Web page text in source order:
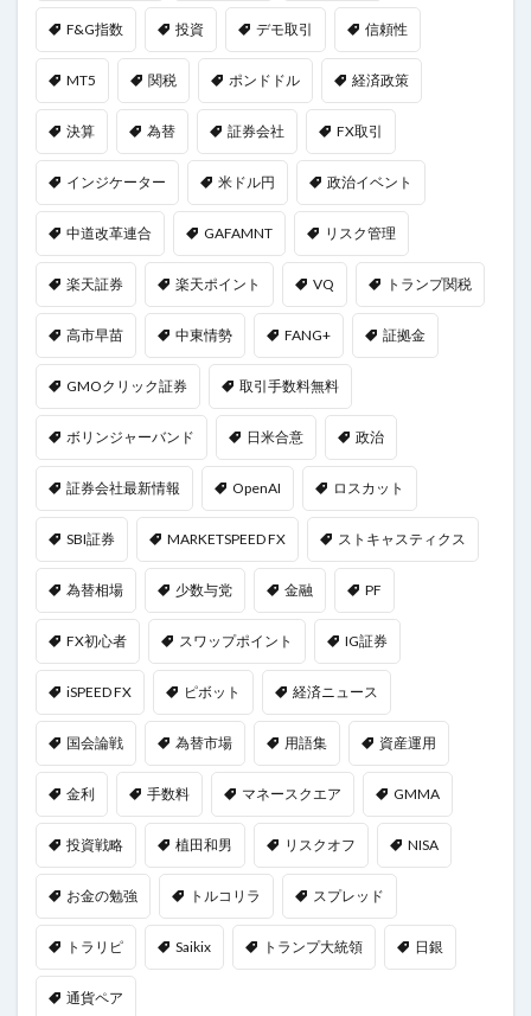
F&G指数 投資 デモ取引 信頼性
MT5 関税 ポンドドル 経済政策
決算 為替 証券会社 FX取引
インジケーター 米ドル円 政治イベント
中道改革連合 GAFAMNT リスク管理
楽天証券 楽天ポイント VQ トランプ関税
高市早苗 中東情勢 FANG+ 証拠金
GMOクリック証券 取引手数料無料
ボリンジャーバンド 日米合意 政治
証券会社最新情報 OpenAI ロスカット
SBI証券 MARKETSPEED FX ストキャスティクス
為替相場 少数与党 金融 PF
FX初心者 スワップポイント IG証券
iSPEED FX ピボット 経済ニュース
国会論戦 為替市場 用語集 資産運用
金利 手数料 マネースクエア GMMA
投資戦略 植田和男 リスクオフ NISA
お金の勉強 トルコリラ スプレッド
トラリピ Saikix トランプ大統領 日銀
通貨ペア